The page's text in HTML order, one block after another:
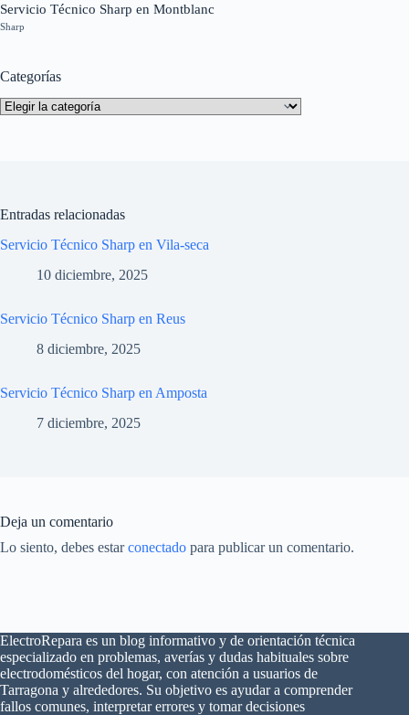
Servicio Técnico Sharp en Montblanc
Sharp
Categorías
Categorías
Entradas relacionadas
Servicio Técnico Sharp en Vila-seca
10 diciembre, 2025
Servicio Técnico Sharp en Reus
8 diciembre, 2025
Servicio Técnico Sharp en Amposta
7 diciembre, 2025
Deja un comentario
Lo siento, debes estarconectado para publicar un comentario.
ElectroRepara es un blog informativo y de orientación técnica
especializado en problemas, averías y dudas habituales sobre
electrodomésticos del hogar, con atención a usuarios de
Tarragona y alrededores. Su objetivo es ayudar a comprender
fallos comunes, interpretar errores y tomar decisiones
🔧¿Problemas con tu
electrodoméstico?